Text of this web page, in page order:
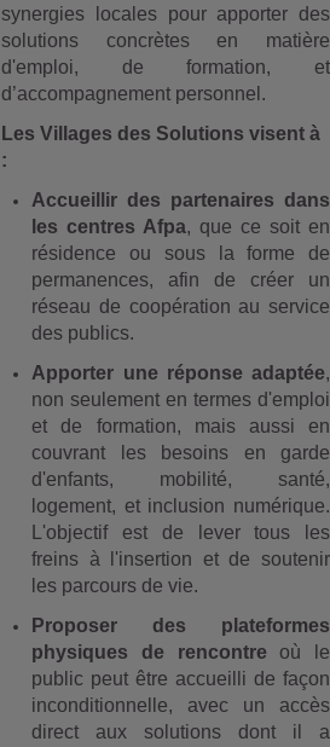
synergies locales pour apporter des
solutions concrètes en matière
d'emploi, de formation, et
d’accompagnement personnel.
Les Villages des Solutions visent à
:
Accueillir des partenaires dans
les centres Afpa, que ce soit en
résidence ou sous la forme de
permanences, afin de créer un
réseau de coopération au service
des publics.
Apporter une réponse adaptée,
non seulement en termes d'emploi
et de formation, mais aussi en
couvrant les besoins en garde
d'enfants, mobilité, santé,
logement, et inclusion numérique.
L'objectif est de lever tous les
freins à l'insertion et de soutenir
les parcours de vie.
Proposer des plateformes
physiques de rencontre où le
public peut être accueilli de façon
inconditionnelle, avec un accès
direct aux solutions dont il a